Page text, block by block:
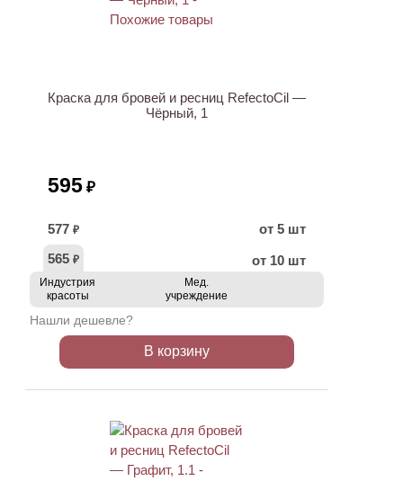
Краска для бровей и ресниц RefectoCil —
Чёрный, 1
595 ₽
577 ₽
от 5 шт
565 ₽ от 10 шт
Индустрия
красоты
Мед.
учреждение
Нашли дешевле?
В корзину